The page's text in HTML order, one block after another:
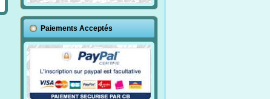
Paiements Acceptés